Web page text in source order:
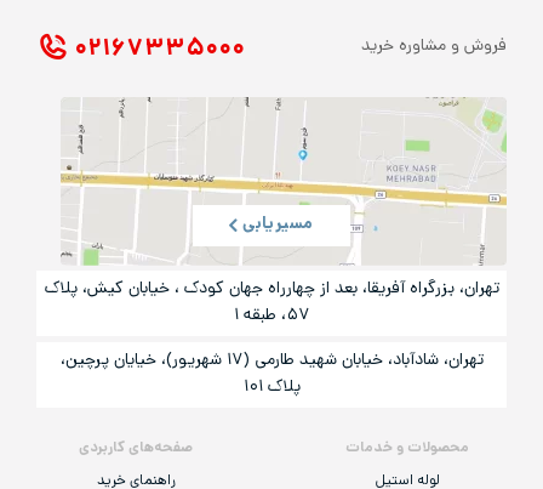
محصولات و خدمات
لوله استیل
صفحه‌های کاربردی
راهنمای خرید
فروش و مشاوره خرید ۰۲۱ ۶۷۳۳۵۰۰۰
مسیریابی
تهران، بزرگراه آفریقا، بعد از چهارراه جهان کودک ، خیابان کیش، پلاک
۵۷، طبقه ۱
تهران، شادآباد، خیابان شهید طارمی (۱۷ شهریور)، خیایان پرچین،
پلاک ۱۰۱